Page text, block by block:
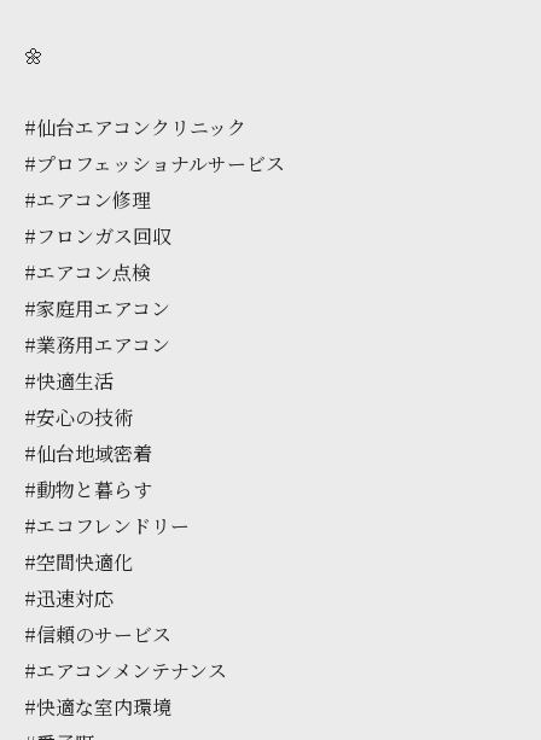
🌼
#仙台エアコンクリニック
#プロフェッショナルサービス
#エアコン修理
#フロンガス回収
#エアコン点検
#家庭用エアコン
#業務用エアコン
#快適生活
#安心の技術
#仙台地域密着
#動物と暮らす
#エコフレンドリー
#空間快適化
#迅速対応
#信頼のサービス
#エアコンメンテナンス
#快適な室内環境